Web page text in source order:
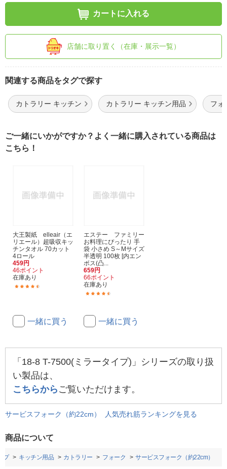
カートに入れる
店舗に取り置く（在庫・展示一覧）
関連する商品をタグで探す
カトラリー キッチン カトラリー キッチン用品 フォ
ご一緒にいかがですか？よく一緒に購入されている商品は
こちら！
大王製紙 elleair（エ
リエール）超吸収キッ
チンタオル 70カット
4ロール
459円
46ポイント
在庫あり
一緒に買う
エステー ファミリー
お料理にぴったり 手
袋 小さめ S～Mサイズ
半透明 100枚 [内エン
ボス(凸...
659円
66ポイント
在庫あり
一緒に買う
「18-8 T-7500(ミラータイプ)」シリーズの取り扱
い製品は、
こちらから ご覧いただけます。
サービスフォーク（約22cm） 人気売れ筋ランキングを見る
商品について
プ キッチン用品 カトラリー フォーク サービスフォーク（約22cm）